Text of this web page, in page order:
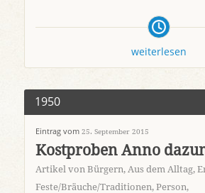
weiterlesen
1950
Eintrag vom 25. September 2015
Kostproben Anno
Artikel von Bürgern, Aus dem Alltag,
Feste/Bräuche/Traditionen, Person,